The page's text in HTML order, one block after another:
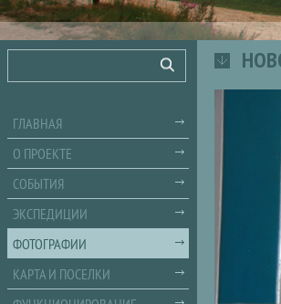
Поиск
ГЛАВНАЯ
О ПРОЕКТЕ
СОБЫТИЯ
ЭКСПЕДИЦИИ
ФОТОГРАФИИ
КАРТА И ПОСЕЛКИ